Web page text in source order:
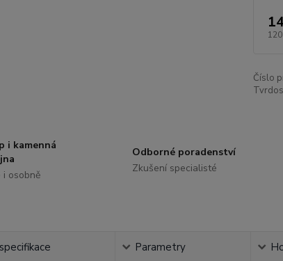
Číslo
i kamenná
i osobně
Odborné poradenství
Zkušení specialisté
Parametry